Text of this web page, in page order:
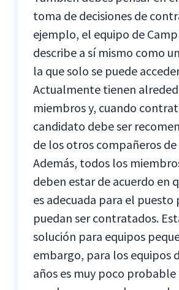
toma de decisiones de
ejemplo, el equipo de
describe a sí mismo como
la que solo se puede
Actualmente tienen
miembros y, cuando
candidato debe ser
de los otros compañeros
Además, todos los
deben estar de acuerdo en
es adecuada para el puesto
puedan ser contratados.
solución para equipos
embargo, para los equipos
años es muy poco